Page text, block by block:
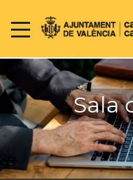
Sala